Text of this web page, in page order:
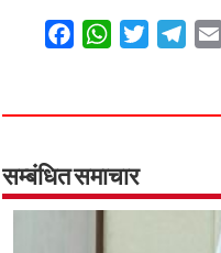
F
e
o
o
W
t
A
p
T
t
r
T
e
a
सम्बंधित समाचार